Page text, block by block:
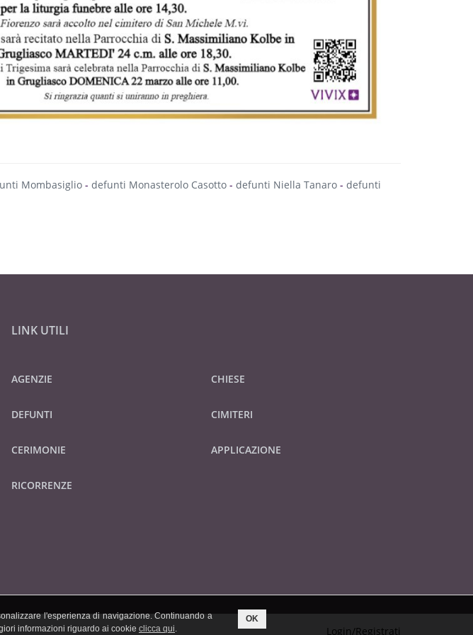
Mombasiglio- defunti Monasterolo Casotto- defunti Niella Tanaro- defunti
LINK UTILI
AGENZIE
DEFUNTI
CERIMONIE
RICORRENZE
CHIESE
CIMITERI
APPLICAZIONE
Login/Registrati
l'esperienza di navigazione. Continuando a
informazioni riguardo ai cookie clicca qui.
OK